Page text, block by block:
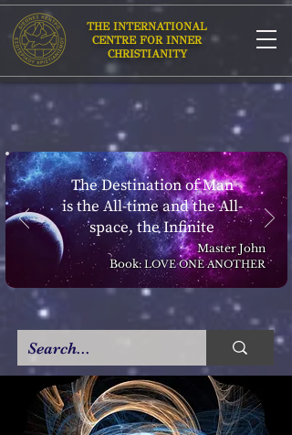
THE INTERNATIONAL
CENTRE FOR INNER
CHRISTIANITY
The Destination of Man
is the All-time and the All-
space, the Infinite
Master John
Book: LOVE ONE ANOTHER